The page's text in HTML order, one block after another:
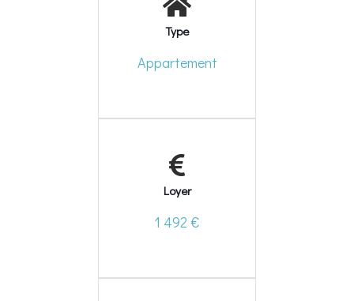
Type
Appartement
Loyer
1 492 €